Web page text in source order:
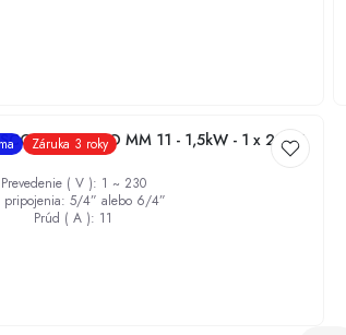
Záruka 3 rokyEVO MM 11 - 1,5kW - 1 x 230V
Prevedenie ( V ): 1 ~ 230
pripojenia: 5/4” alebo 6/4”
Prúd ( A ): 11